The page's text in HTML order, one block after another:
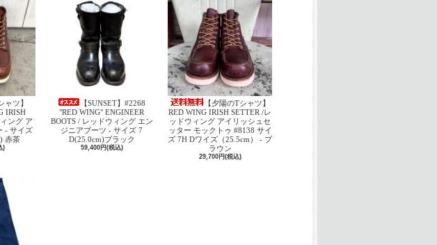
ャツ】
IRISH
ング ア
- サイズ
赤茶
)
【SUNSET】#2268
"RED WING" ENGINEER
BOOTS / レッドウィング エン
ジニアブーツ - サイズ 7
D(25.0cm)ブラック
59,400円(税込)
【夕陽のTシャツ】
RED WING IRISH SETTER /レ
ッドウィング アイリッシュセ
ッター モックトゥ #8138 サイ
ズ 7H Dワイズ（25.5cm） - ブ
ラウン
29,700円(税込)